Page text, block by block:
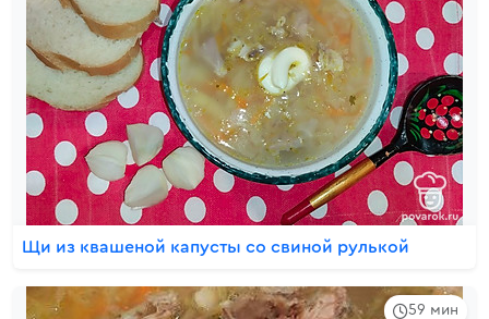
Щи из квашеной капусты со свиной рулькой
59 мин